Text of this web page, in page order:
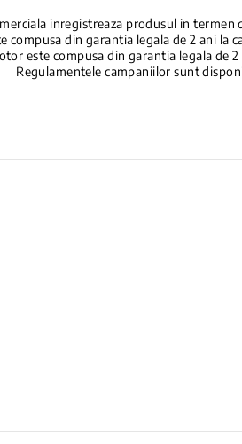
inregistreaza produsul in termen
compusa din garantia legala de 2 ani la
este compusa din garantia legala de
Regulamentele campaniilor sunt